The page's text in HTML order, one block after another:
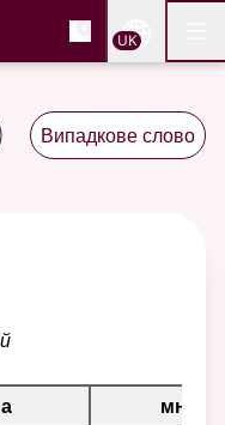
букмола та
UK
Випадкове слово
іменника